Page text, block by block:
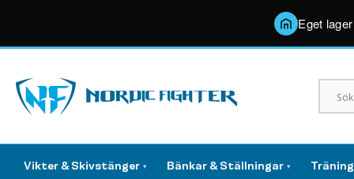
Eget
Vikter & Skivstänger ▾ Bänkar & Ställningar ▾